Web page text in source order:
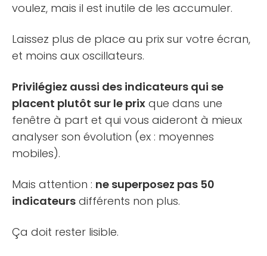
voulez, mais il est inutile de les accumuler.
Laissez plus de place au prix sur votre écran,
et moins aux oscillateurs.
Privilégiez aussi des indicateurs qui se
placent plutôt sur le prix que dans une
fenêtre à part et qui vous aideront à mieux
analyser son évolution (ex : moyennes
mobiles).
Mais attention : ne superposez pas 50
indicateurs différents non plus.
Ça doit rester lisible.